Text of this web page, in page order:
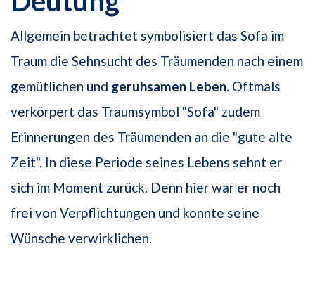
Allgemein betrachtet symbolisiert das Sofa im
Traum die Sehnsucht des Träumenden nach einem
gemütlichen und geruhsamen Leben. Oftmals
verkörpert das Traumsymbol "Sofa" zudem
Erinnerungen des Träumenden an die "gute alte
Zeit". In diese Periode seines Lebens sehnt er
sich im Moment zurück. Denn hier war er noch
frei von Verpflichtungen und konnte seine
Wünsche verwirklichen.